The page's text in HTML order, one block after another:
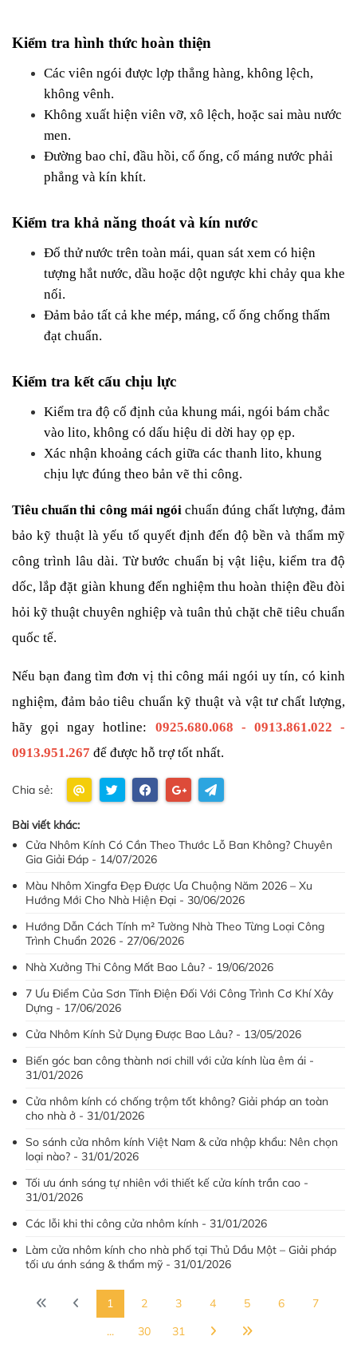
Kiểm tra hình thức hoàn thiện
Các viên ngói được lợp thẳng hàng, không lệch,
không vênh.
Không xuất hiện viên vỡ, xô lệch, hoặc sai màu nước
men.
Đường bao chỉ, đầu hồi, cổ ống, cổ máng nước phải
phẳng và kín khít.
Kiểm tra khả năng thoát và kín nước
Đổ thử nước trên toàn mái, quan sát xem có hiện
tượng hắt nước, dầu hoặc dột ngược khi chảy qua khe
nối.
Đảm bảo tất cả khe mép, máng, cổ ống chống thấm
đạt chuẩn.
Kiểm tra kết cấu chịu lực
Kiểm tra độ cố định của khung mái, ngói bám chắc
vào lito, không có dấu hiệu di dời hay ọp ẹp.
Xác nhận khoảng cách giữa các thanh lito, khung
chịu lực đúng theo bản vẽ thi công.
Tiêu chuẩn thi công mái ngói chuẩn đúng chất lượng, đảm
bảo kỹ thuật là yếu tố quyết định đến độ bền và thẩm mỹ
công trình lâu dài. Từ bước chuẩn bị vật liệu, kiểm tra độ
dốc, lắp đặt giàn khung đến nghiệm thu hoàn thiện đều đòi
hỏi kỹ thuật chuyên nghiệp và tuân thủ chặt chẽ tiêu chuẩn
quốc tế.
Nếu bạn đang tìm đơn vị thi công mái ngói uy tín, có kinh
nghiệm, đảm bảo tiêu chuẩn kỹ thuật và vật tư chất lượng,
hãy gọi ngay hotline: 0925.680.068 - 0913.861.022 -
0913.951.267 để được hỗ trợ tốt nhất.
Chia sẻ:
Bài viết khác:
Cửa Nhôm Kính Có Cần Theo Thước Lỗ Ban Không? Chuyên
Gia Giải Đáp - 14/07/2026
Màu Nhôm Xingfa Đẹp Được Ưa Chuộng Năm 2026 – Xu
Hướng Mới Cho Nhà Hiện Đại - 30/06/2026
Hướng Dẫn Cách Tính m² Tường Nhà Theo Từng Loại Công
Trình Chuẩn 2026 - 27/06/2026
Nhà Xưởng Thi Công Mất Bao Lâu? - 19/06/2026
7 Ưu Điểm Của Sơn Tĩnh Điện Đối Với Công Trình Cơ Khí Xây
Dựng - 17/06/2026
Cửa Nhôm Kính Sử Dụng Được Bao Lâu? - 13/05/2026
Biến góc ban công thành nơi chill với cửa kính lùa êm ái -
31/01/2026
Cửa nhôm kính có chống trộm tốt không? Giải pháp an toàn
cho nhà ở - 31/01/2026
So sánh cửa nhôm kính Việt Nam & cửa nhập khẩu: Nên chọn
loại nào? - 31/01/2026
Tối ưu ánh sáng tự nhiên với thiết kế cửa kính trần cao -
31/01/2026
Các lỗi khi thi công cửa nhôm kính - 31/01/2026
Làm cửa nhôm kính cho nhà phố tại Thủ Dầu Một – Giải pháp
tối ưu ánh sáng & thẩm mỹ - 31/01/2026
1 2 3 4 5 6
7
...
30 31